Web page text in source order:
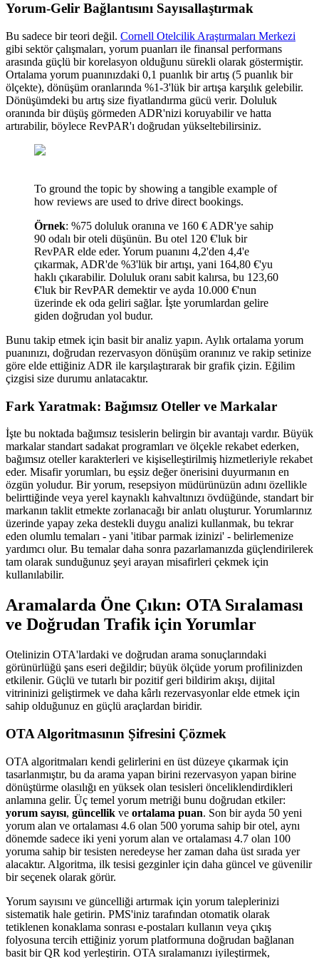
Yorum-Gelir Bağlantısını Sayısallaştırmak
Bu sadece bir teori değil. Cornell Otelcilik Araştırmaları Merkezi
gibi sektör çalışmaları, yorum puanları ile finansal performans
arasında güçlü bir korelasyon olduğunu sürekli olarak göstermiştir.
Ortalama yorum puanınızdaki 0,1 puanlık bir artış (5 puanlık bir
ölçekte), dönüşüm oranlarında %1-3'lük bir artışa karşılık gelebilir.
Dönüşümdeki bu artış size fiyatlandırma gücü verir. Doluluk
oranında bir düşüş görmeden ADR'nizi koruyabilir ve hatta
artırabilir, böylece RevPAR'ı doğrudan yükseltebilirsiniz.
To ground the topic by showing a tangible example of
how reviews are used to drive direct bookings.
Örnek: %75 doluluk oranına ve 160 € ADR'ye sahip
90 odalı bir oteli düşünün. Bu otel 120 €'luk bir
RevPAR elde eder. Yorum puanını 4,2'den 4,4'e
çıkarmak, ADR'de %3'lük bir artışı, yani 164,80 €'yu
haklı çıkarabilir. Doluluk oranı sabit kalırsa, bu 123,60
€'luk bir RevPAR demektir ve ayda 10.000 €'nun
üzerinde ek oda geliri sağlar. İşte yorumlardan gelire
giden doğrudan yol budur.
Bunu takip etmek için basit bir analiz yapın. Aylık ortalama yorum
puanınızı, doğrudan rezervasyon dönüşüm oranınız ve rakip setinize
göre elde ettiğiniz ADR ile karşılaştırarak bir grafik çizin. Eğilim
çizgisi size durumu anlatacaktır.
Fark Yaratmak: Bağımsız Oteller ve Markalar
İşte bu noktada bağımsız tesislerin belirgin bir avantajı vardır. Büyük
markalar standart sadakat programları ve ölçekle rekabet ederken,
bağımsız oteller karakterleri ve kişiselleştirilmiş hizmetleriyle rekabet
eder. Misafir yorumları, bu eşsiz değer önerisini duyurmanın en
özgün yoludur. Bir yorum, resepsiyon müdürünüzün adını özellikle
belirttiğinde veya yerel kaynaklı kahvaltınızı övdüğünde, standart bir
markanın taklit etmekte zorlanacağı bir anlatı oluşturur. Yorumlarınız
üzerinde yapay zeka destekli duygu analizi kullanmak, bu tekrar
eden olumlu temaları - yani 'itibar parmak izinizi' - belirlemenize
yardımcı olur. Bu temalar daha sonra pazarlamanızda güçlendirilerek
tam olarak sunduğunuz şeyi arayan misafirleri çekmek için
kullanılabilir.
Aramalarda Öne Çıkın: OTA Sıralaması
ve Doğrudan Trafik için Yorumlar
Otelinizin OTA'lardaki ve doğrudan arama sonuçlarındaki
görünürlüğü şans eseri değildir; büyük ölçüde yorum profilinizden
etkilenir. Güçlü ve tutarlı bir pozitif geri bildirim akışı, dijital
vitrininizi geliştirmek ve daha kârlı rezervasyonlar elde etmek için
sahip olduğunuz en güçlü araçlardan biridir.
OTA Algoritmasının Şifresini Çözmek
OTA algoritmaları kendi gelirlerini en üst düzeye çıkarmak için
tasarlanmıştır, bu da arama yapan birini rezervasyon yapan birine
dönüştürme olasılığı en yüksek olan tesisleri önceliklendirdikleri
anlamına gelir. Üç temel yorum metriği bunu doğrudan etkiler:
yorum sayısı, güncellik ve ortalama puan. Son bir ayda 50 yeni
yorum alan ve ortalaması 4.6 olan 500 yoruma sahip bir otel, aynı
dönemde sadece iki yeni yorum alan ve ortalaması 4.7 olan 100
yoruma sahip bir tesisten neredeyse her zaman daha üst sırada yer
alacaktır. Algoritma, ilk tesisi gezginler için daha güncel ve güvenilir
bir seçenek olarak görür.
Yorum sayısını ve güncelliği artırmak için yorum taleplerinizi
sistematik hale getirin. PMS'iniz tarafından otomatik olarak
tetiklenen konaklama sonrası e-postaları kullanın veya çıkış
folyosuna tercih ettiğiniz yorum platformuna doğrudan bağlanan
basit bir QR kod yerleştirin. OTA sıralamanızı iyileştirmek,